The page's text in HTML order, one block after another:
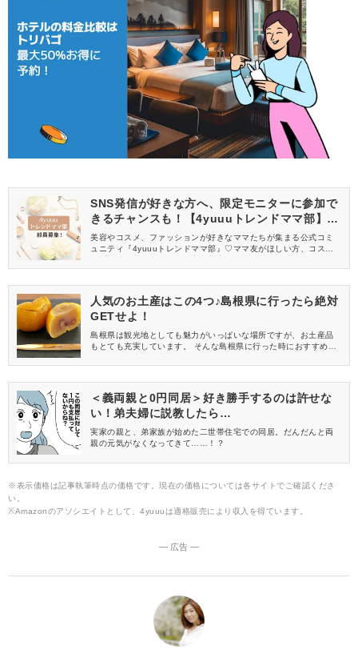
SNS発信が好きな方へ、限定モニターに参加で
きるチャンスも！【4yuuuトレンドママ部】部
員募集中
美容やコスメ、ファッションが好きなママたちが集まる公式コミ
ュニティ『4yuuuトレンドママ部』♡ママ友がほしい方、コスメサ
信してくれる方を募集しています！
人気のお土産はこの4つ♪島根県に行ったら絶対
GETせよ！
島根県は観光地としても魅力がいっぱいな場所ですが、お土産品
もとても充実しています。 そんな島根県に行った時におすすめ
＜義両親と0円同居＞好き勝手するのは許せな
い！弟夫婦に説教したら…
実家の親と、弟家族が始めた二世帯住宅での同居。だんだんと両
親の元気がなくなってきて……！？
※表示価格は記事執筆時点の価格です。現在の価格については各サイトでご確認くださ
い。
※Amazonのアソシエイトとして、4yuuuは適格販売により収入を得ています。
― 広告 ―